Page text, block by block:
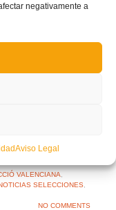
negativamente a
Aviso Legal
VALENCIANA
SELECCIONES
NO COMMENTS